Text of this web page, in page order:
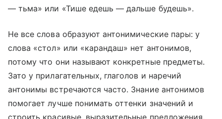
— тьма» или «Тише едешь — дальше будешь».
Не все слова образуют антонимические пары: у
слова «стол» или «карандаш» нет антонимов,
потому что они называют конкретные предметы.
Зато у прилагательных, глаголов и наречий
антонимы встречаются часто. Знание антонимов
помогает лучше понимать оттенки значений и
строить красивые, выразительные предложения.